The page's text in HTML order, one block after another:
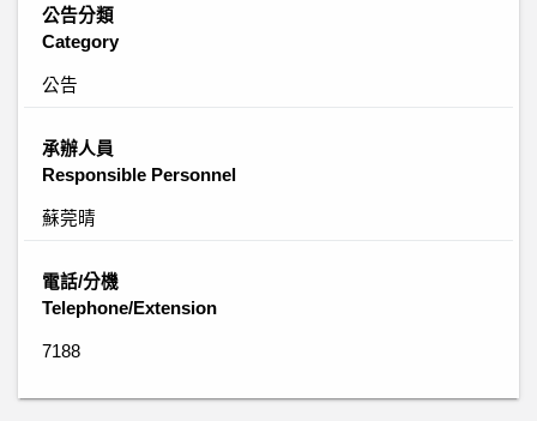
公告分類
Category
公告
承辦人員
Responsible Personnel
蘇莞晴
電話/分機
Telephone/Extension
7188